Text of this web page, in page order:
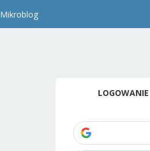
Mikroblog
LOGOWANIE